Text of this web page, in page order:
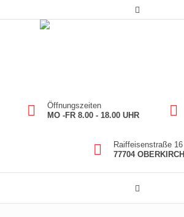
Öffnungszeiten
MO -FR 8.00 - 18.00 UHR
Raiffeisenstraße 16
77704 OBERKIRCH